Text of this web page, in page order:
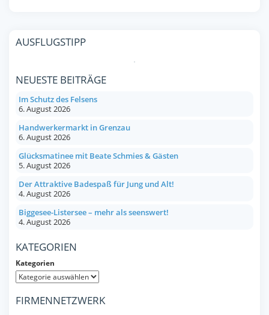
AUSFLUGSTIPP
NEUESTE BEITRÄGE
Im Schutz des Felsens
6. August 2026
Handwerkermarkt in Grenzau
6. August 2026
Glücksmatinee mit Beate Schmies & Gästen
5. August 2026
Der Attraktive Badespaß für Jung und Alt!
4. August 2026
Biggesee-Listersee – mehr als seenswert!
4. August 2026
KATEGORIEN
Kategorien
FIRMENNETZWERK